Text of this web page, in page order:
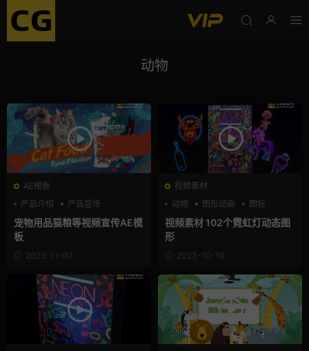
动物
AE模板
产品介绍
产品宣传
产品展示
宠物用品猫粮等视频宣传AE模
板
2023-11-07
视频素材
动物
图形动画 图标
视频素材 102个霓虹灯动态图
形
2023-10-19